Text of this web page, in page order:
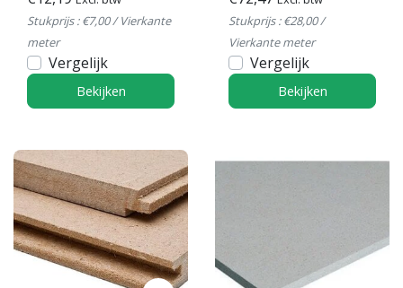
alternatief)
Stukprijs : €7,00 / Vierkante
meter
Vergelijk
Bekijken
Stukprijs : €28,00 /
Vierkante meter
Vergelijk
Bekijken